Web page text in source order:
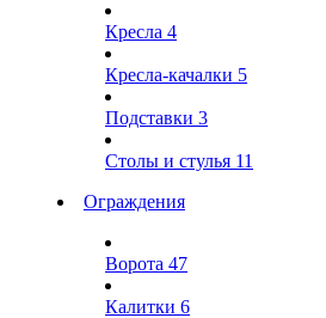
Кресла 4
Кресла-качалки 5
Подставки 3
Столы и стулья 11
Ограждения
Ворота 47
Калитки 6